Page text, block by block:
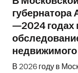
губернатора
—2024 годах
В 2026 году в